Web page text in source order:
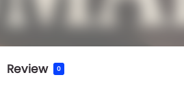
Review 0